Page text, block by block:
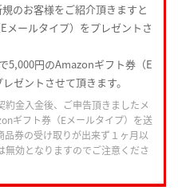
のお客様をご紹介頂きますと
メールタイプ）をプレゼントさ
5,000円のAmazonギフト券（E
ゼントさせて頂きます。
約金入金後、ご申告頂きましたメ
ギフト券（Eメールタイプ）を送
品券の受け取りが出来ず１ヶ月以
無効となりますのでご注意くださ